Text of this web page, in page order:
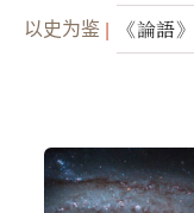
（二）
以史为鉴
《論語
（一）